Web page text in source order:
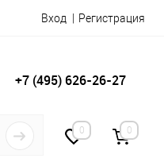
Вход Регистрация
+7 (495) 626-26-27
0 0